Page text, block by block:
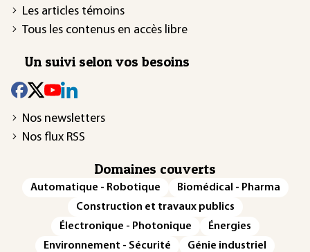
Les articles témoins
Tous les contenus en accès libre
Un suivi selon vos besoins
Nos newsletters
Nos flux RSS
Domaines couverts
Automatique - Robotique
Biomédical - Pharma
Construction et travaux publics
Électronique - Photonique
Énergies
Environnement - Sécurité
Génie industriel